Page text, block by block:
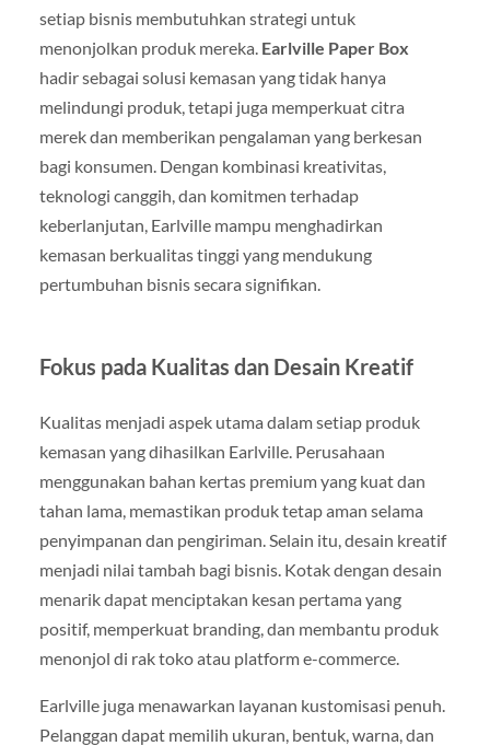
setiap bisnis membutuhkan strategi untuk
menonjolkan produk mereka. Earlville Paper Box
hadir sebagai solusi kemasan yang tidak hanya
melindungi produk, tetapi juga memperkuat citra
merek dan memberikan pengalaman yang berkesan
bagi konsumen. Dengan kombinasi kreativitas,
teknologi canggih, dan komitmen terhadap
keberlanjutan, Earlville mampu menghadirkan
kemasan berkualitas tinggi yang mendukung
pertumbuhan bisnis secara signifikan.
Fokus pada Kualitas dan Desain Kreatif
Kualitas menjadi aspek utama dalam setiap produk
kemasan yang dihasilkan Earlville. Perusahaan
menggunakan bahan kertas premium yang kuat dan
tahan lama, memastikan produk tetap aman selama
penyimpanan dan pengiriman. Selain itu, desain kreatif
menjadi nilai tambah bagi bisnis. Kotak dengan desain
menarik dapat menciptakan kesan pertama yang
positif, memperkuat branding, dan membantu produk
menonjol di rak toko atau platform e-commerce.
Earlville juga menawarkan layanan kustomisasi penuh.
Pelanggan dapat memilih ukuran, bentuk, warna, dan